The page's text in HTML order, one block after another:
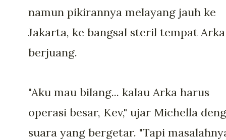
namun pikirannya melayang jauh ke
Jakarta, ke bangsal steril tempat Arka
berjuang.
"Aku mau bilang... kalau Arka harus
operasi besar, Kev," ujar Michella
suara yang bergetar. "Tapi